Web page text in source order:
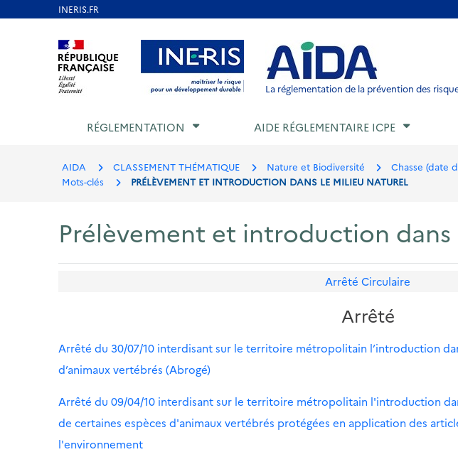
Aller au contenu Aller au menu Aller au pied de page
La réglementation de la prévention des
RÉGLEMENTATION AIDE RÉGLEMENTAIRE ICPE
AIDA CLASSEMENT THÉMATIQUE Nature et Biodiversité
Chasse (date
Mots-clés
PRÉLÈVEMENT ET INTRODUCTION DANS LE MILIEU NATUREL
Prélèvement et introduction
Arrêté Circulaire
Arrêté
Arrêté du 30/07/10 interdisant sur le territoire métropolitain l’introduction
d’animaux vertébrés (Abrogé)
Arrêté du 09/04/10 interdisant sur le territoire métropolitain l'introduction
de certaines espèces d'animaux vertébrés protégées en application des
l'environnement